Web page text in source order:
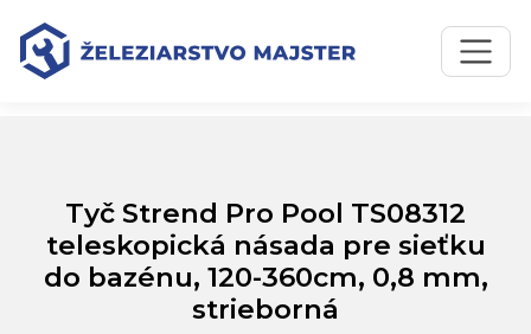
Preskočiť na obsah
Preskočiť na hlavné menu
Úvodná stránka
Tyč Strend Pro Pool TS08312 teleskopická násada pre
sieťku do bazénu, 120-360cm, 0,8 mm, strieborná
Tyč Strend Pro Pool TS08312
teleskopická násada pre sieťku
do bazénu, 120-360cm, 0,8 mm,
strieborná